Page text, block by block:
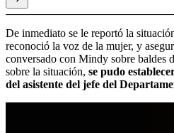
De inmediato se le reportó la
reconoció la voz de la mujer, y
conversado con Mindy sobre baldes
sobre la situación, se pudo
del asistente del jefe del